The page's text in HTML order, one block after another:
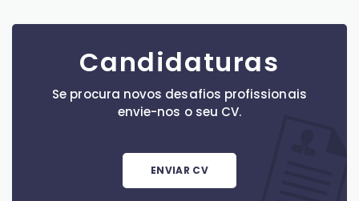
Candidaturas
Se procura novos desafios profissionais
envie-nos o seu CV.
ENVIAR CV